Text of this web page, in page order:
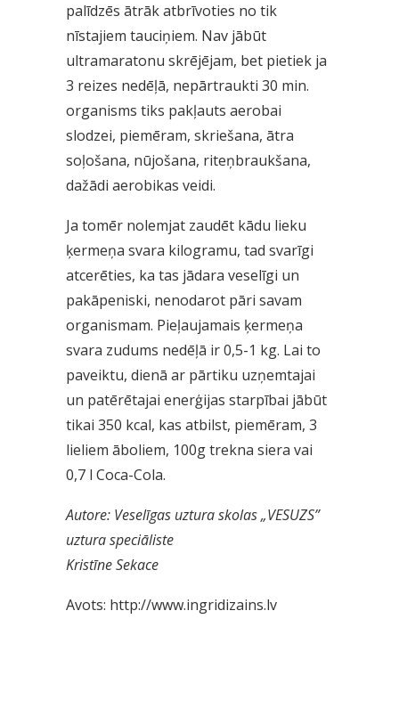
palīdzēs ātrāk atbrīvoties no tik
nīstajiem tauciņiem. Nav jābūt
ultramaratonu skrējējam, bet pietiek ja
3 reizes nedēļā, nepārtraukti 30 min.
organisms tiks pakļauts aerobai
slodzei, piemēram, skriešana, ātra
soļošana, nūjošana, riteņbraukšana,
dažādi aerobikas veidi.
Ja tomēr nolemjat zaudēt kādu lieku
ķermeņa svara kilogramu, tad svarīgi
atcerēties, ka tas jādara veselīgi un
pakāpeniski, nenodarot pāri savam
organismam. Pieļaujamais ķermeņa
svara zudums nedēļā ir 0,5-1 kg. Lai to
paveiktu, dienā ar pārtiku uzņemtajai
un patērētajai enerģijas starpībai jābūt
tikai 350 kcal, kas atbilst, piemēram, 3
lieliem āboliem, 100g trekna siera vai
0,7 l Coca-Cola.
Autore: Veselīgas uztura skolas „VESUZS”
uztura speciāliste
Kristīne Sekace
Avots: http://www.ingridizains.lv